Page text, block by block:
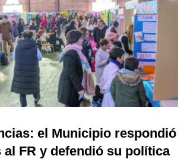
el Municipio respondió
FR y defendió su política